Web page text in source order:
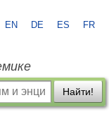
EN DE ES FR
Найти!